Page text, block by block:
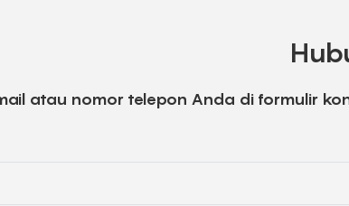
atau nomor telepon Anda di formulir